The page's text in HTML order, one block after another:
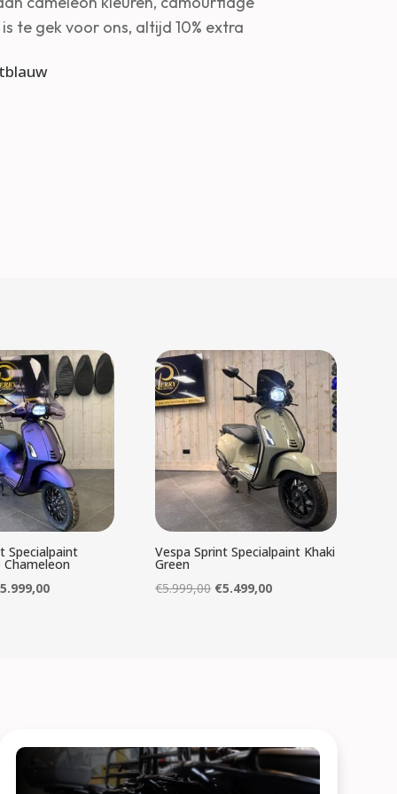
te gek voor ons, altijd 10% extra
Specialpaint
Chameleon
5.999,00Huidige
Vespa Sprint Specialpaint Khaki
Green
€5.999,00 Oorspronkelijke
€5.499,00Huidige